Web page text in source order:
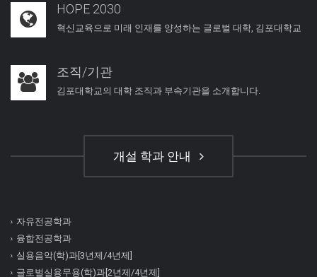
HOPE 2030
혁신교육으로 미래 인재를 양성하는 글로벌 대학, 김포대학교
조직/기관
김포대학교의 대학 조직과 부속기관을 소개합니다.
개설 학과 안내
자유전공학과
융합전공학과
실용음악(학)과[3년제/4년제]
글로벌실용무용(학)과[2년제/4년제]